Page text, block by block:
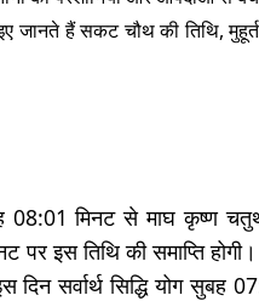
जानते हैं सकट चौथ की तिथि,
मिनट से माघ कृष्ण
इस तिथि की समाप्ति
सर्वार्थ सिद्धि योग सुबह